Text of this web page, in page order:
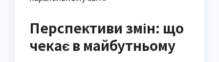
Перспективи змін: що
чекає в майбутньому